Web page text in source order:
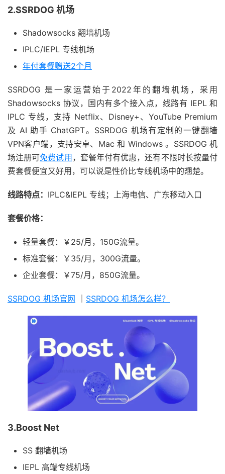
2.SSRDOG 机场
Shadowsocks 翻墙机场
IPLC/IEPL 专线机场
年付套餐赠送2个月
SSRDOG 是一家运营始于2022年的翻墙机场，采用
Shadowsocks 协议，国内有多个接入点，线路有 IEPL 和
IPLC 专线，支持 Netflix、Disney+、YouTube Premium
及 AI 助手 ChatGPT。SSRDOG 机场有定制的一键翻墙
VPN客户端，支持安卓、Mac 和 Windows 。SSRDOG 机
场注册可免费试用 ，套餐年付有优惠，还有不限时长按量付
费套餐便宜又好用，可以说是性价比专线机场中的翘楚。
线路特点： IPLC&IEPL 专线；上海电信、广东移动入口
套餐价格：
轻量套餐：￥25/月，150G流量。
标准套餐：￥35/月，300G流量。
企业套餐：￥75/月，850G流量。
SSRDOG 机场官网 SSRDOG 机场怎么样？
3.Boost Net
SS 翻墙机场
IEPL 高端专线机场